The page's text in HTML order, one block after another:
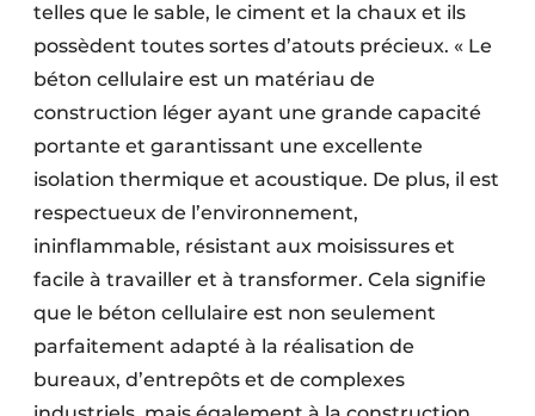
telles que le sable, le ciment et la chaux et ils
possèdent toutes sortes d’atouts précieux. « Le
béton cellulaire est un matériau de
construction léger ayant une grande capacité
portante et garantissant une excellente
isolation thermique et acoustique. De plus, il est
respectueux de l’environnement,
ininflammable, résistant aux moisissures et
facile à travailler et à transformer. Cela signifie
que le béton cellulaire est non seulement
parfaitement adapté à la réalisation de
bureaux, d’entrepôts et de complexes